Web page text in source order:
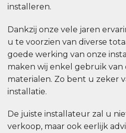
installeren.
Dankzij onze vele jaren
u te voorzien van diverse
goede werking van onze
maken wij enkel gebruik van
materialen. Zo bent u zeker
installatie.
De juiste installateur zal u
verkoop, maar ook eerlijk